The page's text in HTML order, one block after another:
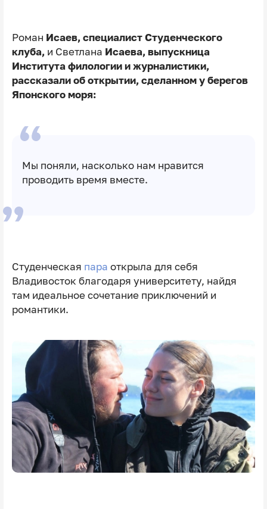
Роман Исаев, специалист Студенческого
клуба, и Светлана Исаева, выпускница
Института филологии и журналистики,
рассказали об открытии, сделанном у берегов
Японского моря:
Мы поняли, насколько нам нравится
проводить время вместе.
Студенческая пара открыла для себя
Владивосток благодаря университету, найдя
там идеальное сочетание приключений и
романтики.